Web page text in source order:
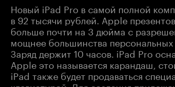
Новый iPad Pro в самой полной
в 92 тысячи рублей. Apple
больше почти на 3 дюйма с
мощнее большинства
Заряд держит 10 часов. iPad Pro
Apple это называется карандаш,
iPad также будет продаваться